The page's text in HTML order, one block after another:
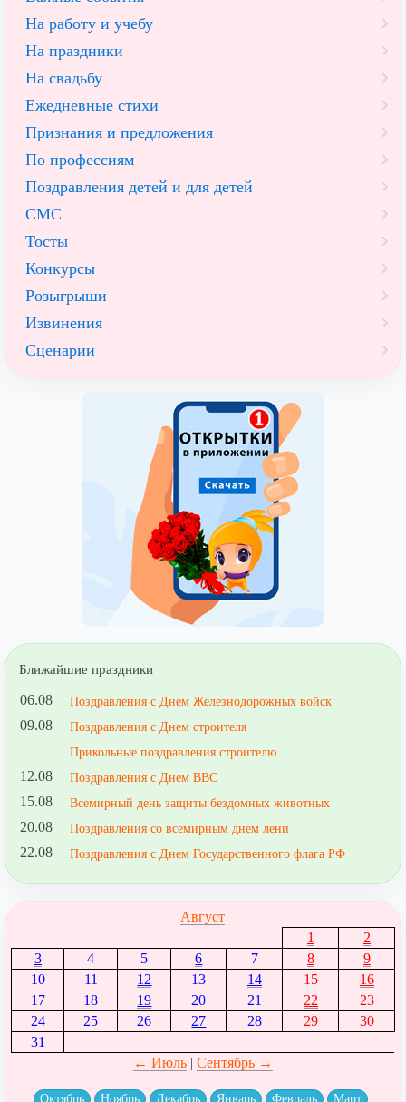
На работу и учебу
На праздники
На свадьбу
Ежедневные стихи
Признания и предложения
По профессиям
Поздравления детей и для детей
СМС
Тосты
Конкурсы
Розыгрыши
Извинения
Сценарии
Ближайшие праздники
06.08 Поздравления с Днем Железнодорожных войск
09.08
Поздравления с Днем строителя
Прикольные поздравления строителю
12.08 Поздравления с Днем ВВС
15.08 Всемирный день защиты бездомных животных
20.08 Поздравления со всемирным днем лени
22.08 Поздравления с Днем Государственного флага РФ
Август
1
2
3
4 5 6 7 8
9
10
11 12 13 14 15
16
17
18 19 20 21 22
23
24
25 26 27 28 29
30
31
← Июль| Сентябрь →
Октябрь Ноябрь Декабрь Январь Февраль Март